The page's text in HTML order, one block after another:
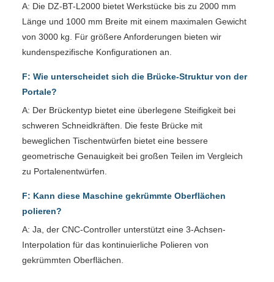
A: Die DZ-BT-L2000 bietet Werkstücke bis zu 2000 mm
Länge und 1000 mm Breite mit einem maximalen Gewicht
von 3000 kg. Für größere Anforderungen bieten wir
kundenspezifische Konfigurationen an.
F: Wie unterscheidet sich die Brücke-Struktur von der
Portale?
A: Der Brückentyp bietet eine überlegene Steifigkeit bei
schweren Schneidkräften. Die feste Brücke mit
beweglichen Tischentwürfen bietet eine bessere
geometrische Genauigkeit bei großen Teilen im Vergleich
zu Portalenentwürfen.
F: Kann diese Maschine gekrümmte Oberflächen
polieren?
A: Ja, der CNC-Controller unterstützt eine 3-Achsen-
Interpolation für das kontinuierliche Polieren von
gekrümmten Oberflächen.